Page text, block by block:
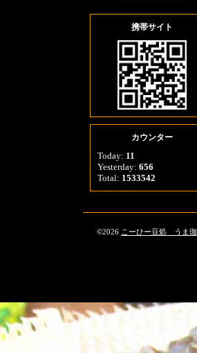
携帯サイト
カウンター
Today: 11
Yesterday: 656
Total: 1533542
©2026 こーひー豆処 うま珈